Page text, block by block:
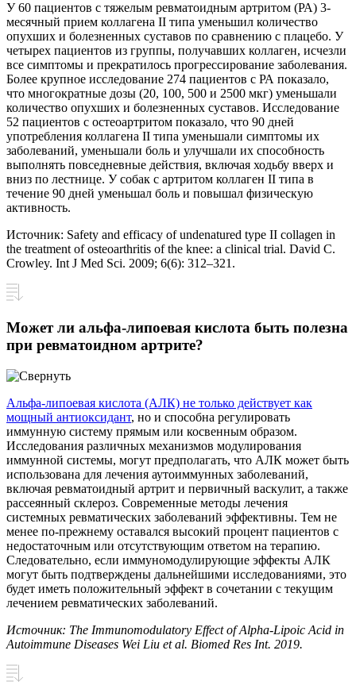
У 60 пациентов с тяжелым ревматоидным артритом (РА) 3-
месячный прием коллагена II типа уменьшил количество
опухших и болезненных суставов по сравнению с плацебо. У
четырех пациентов из группы, получавших коллаген, исчезли
все симптомы и прекратилось прогрессирование заболевания.
Более крупное исследование 274 пациентов с РА показало,
что многократные дозы (20, 100, 500 и 2500 мкг) уменьшали
количество опухших и болезненных суставов. Исследование
52 пациентов с остеоартритом показало, что 90 дней
употребления коллагена II типа уменьшали симптомы их
заболеваний, уменьшали боль и улучшали их способность
выполнять повседневные действия, включая ходьбу вверх и
вниз по лестнице. У собак с артритом коллаген II типа в
течение 90 дней уменьшал боль и повышал физическую
активность.
Источник: Safety and efficacy of undenatured type II collagen in
the treatment of osteoarthritis of the knee: a clinical trial. David C.
Crowley. Int J Med Sci. 2009; 6(6): 312–321.
Может ли альфа-липоевая кислота быть полезна
при ревматоидном артрите?
Альфа-липоевая кислота (АЛК) не только действует как
мощный антиоксидант, но и способна регулировать
иммунную систему прямым или косвенным образом.
Исследования различных механизмов модулирования
иммунной системы, могут предполагать, что АЛК может быть
использована для лечения аутоиммунных заболеваний,
включая ревматоидный артрит и первичный васкулит, а также
рассеянный склероз. Современные методы лечения
системных ревматических заболеваний эффективны. Тем не
менее по-прежнему оставался высокий процент пациентов с
недостаточным или отсутствующим ответом на терапию.
Следовательно, если иммуномодулирующие эффекты АЛК
могут быть подтверждены дальнейшими исследованиями, это
будет иметь положительный эффект в сочетании с текущим
лечением ревматических заболеваний.
Источник: The Immunomodulatory Effect of Alpha-Lipoic Acid in
Autoimmune Diseases Wei Liu et al. Biomed Res Int. 2019.